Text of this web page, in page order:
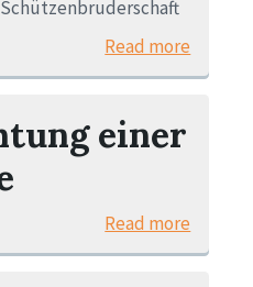
Read more
einer
Read more